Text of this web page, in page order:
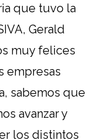
que tuvo la
Gerald
muy felices
empresas
sabemos que
avanzar y
los distintos